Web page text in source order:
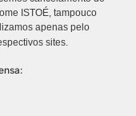
ISTOÉ, tampouco
apenas pelo
sites.